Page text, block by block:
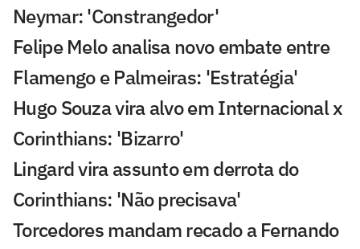
Neymar: 'Constrangedor'
Felipe Melo analisa novo embate entre
Flamengo e Palmeiras: 'Estratégia'
Hugo Souza vira alvo em Internacional x
Corinthians: 'Bizarro'
Lingard vira assunto em derrota do
Corinthians: 'Não precisava'
Torcedores mandam recado a Fernando